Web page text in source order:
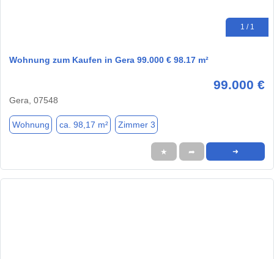
1 / 1
Wohnung zum Kaufen in Gera 99.000 € 98.17 m²
99.000 €
Gera, 07548
Wohnung ca. 98,17 m² Zimmer 3
★ ➦ ➜